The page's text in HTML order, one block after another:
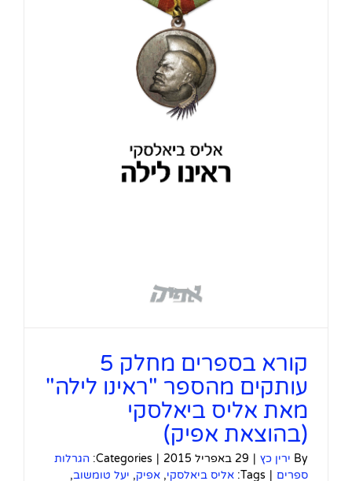
קורא בספרים מחלק 5
עותקים מהספר "ראינו לילה"
מאת אליס ביאלסקי
(בהוצאת אפיק)
By ירין כץ | 29 באפריל 2015 |
Categories: הגרלות
ספרים |
Tags: אליס ביאלסקי, אפיק, יעל טומשוב,